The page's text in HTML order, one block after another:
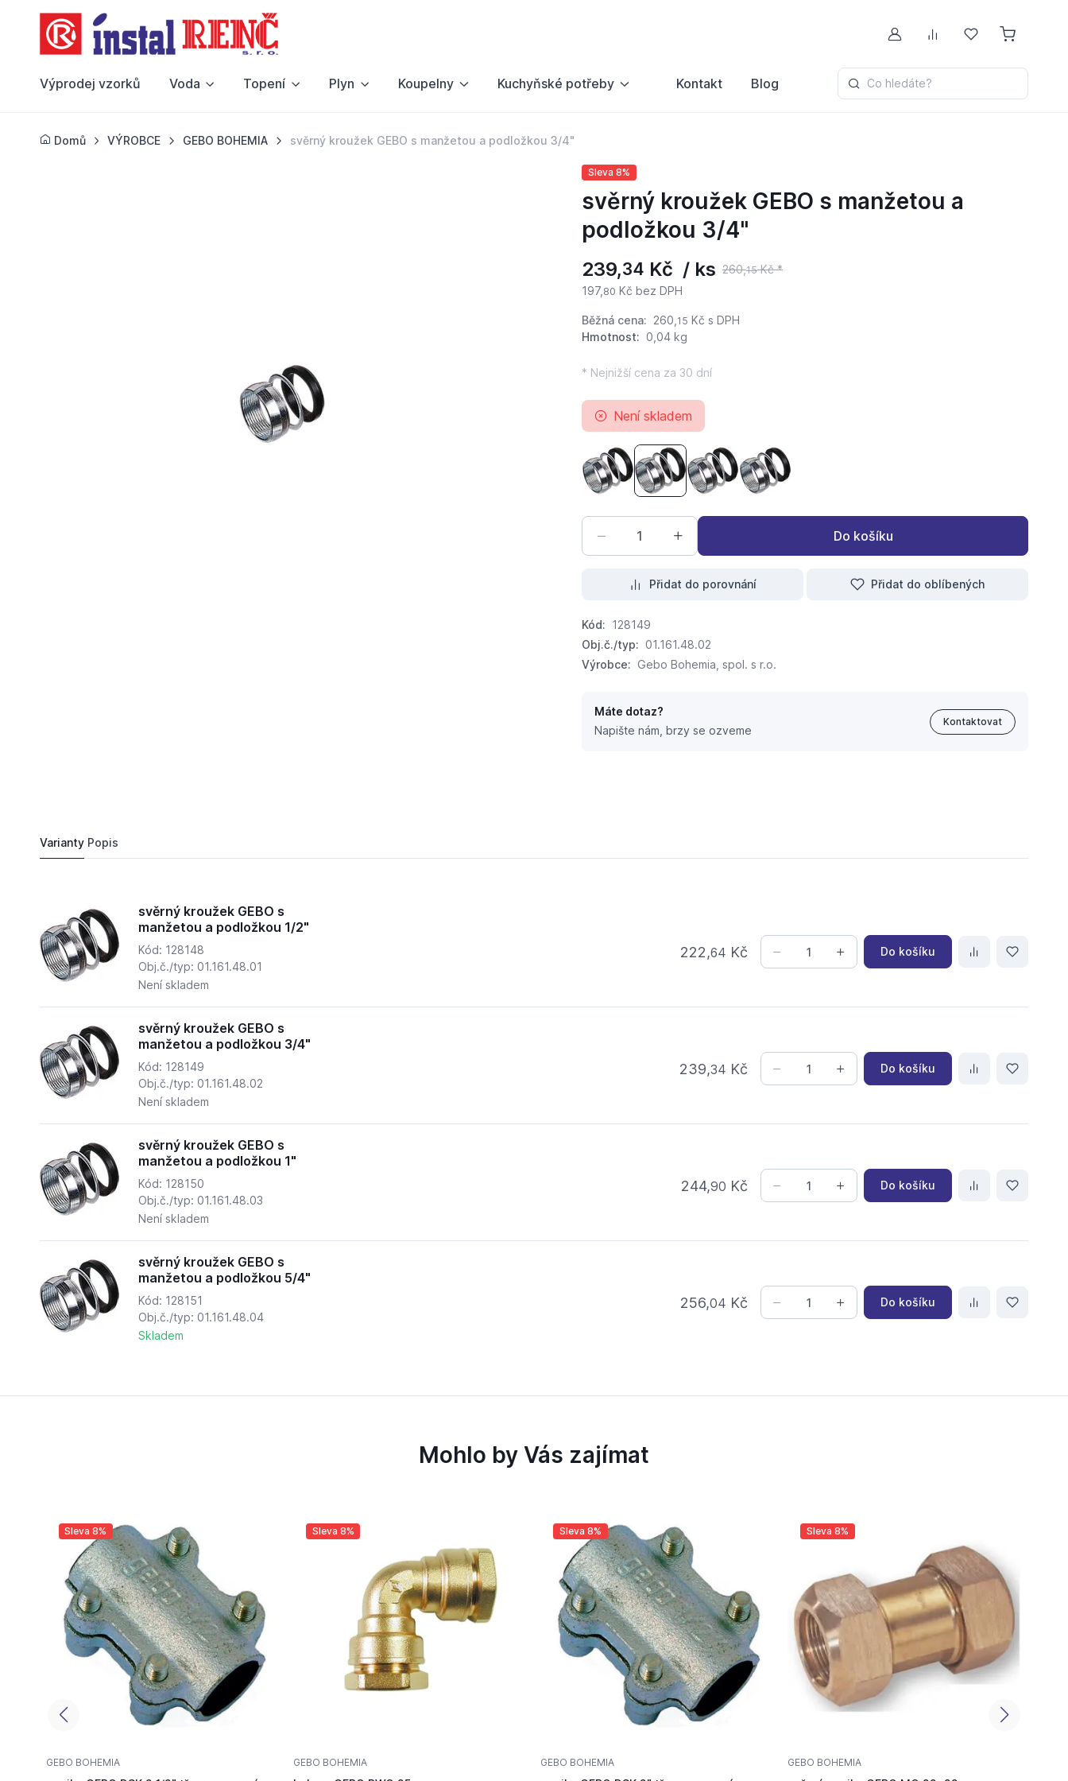
Můj účetPorovnávání
Oblíbené
Výprodej vzorků Voda Topení Plyn Koupelny Kuchyňské potřeby Kontakt Blog Co hledáte?
Domů VÝROBCE GEBO BOHEMIA svěrný kroužek GEBO s manžetou a podložkou 3/4"
Sleva 8%
svěrný kroužek GEBO s manžetou a
podložkou 3/4"
239,34 Kč / ks 260,15Kč *
197, 80 Kč bez DPH
Běžná cena: 260, 15 Kč s DPH
Hmotnost: 0,04 kg
* Nejnižší cena za 30 dní
Není skladem
svěrný kroužek GEBO s manžetou a podložkou 1/2"
svěrný kroužek GEBO s manžetou a podložkou 3/4"
svěrný kroužek GEBO s manžetou a podložkou 1"
svěrný kroužek GEBO s manžetou a podložkou 5/4"
Do košíku
Přidat do porovnání Přidat do oblíbených
Kód: 128149
Obj.č./typ: 01.161.48.02
Výrobce: Gebo Bohemia, spol. s r.o.
Máte dotaz?
Napište nám, brzy se ozveme
Kontaktovat
Varianty Popis
svěrný kroužek GEBO s
manžetou a podložkou 1/2"
Kód: 128148
Obj.č./typ: 01.161.48.01
Není skladem
222,64 Kč Do košíku
svěrný kroužek GEBO s
manžetou a podložkou 3/4"
Kód: 128149
Obj.č./typ: 01.161.48.02
Není skladem
239,34 Kč Do košíku
svěrný kroužek GEBO s
manžetou a podložkou 1"
Kód: 128150
Obj.č./typ: 01.161.48.03
Není skladem
244,90 Kč Do košíku
svěrný kroužek GEBO s
manžetou a podložkou 5/4"
Kód: 128151
Obj.č./typ: 01.161.48.04
Skladem
256,04 Kč Do košíku
Mohlo by Vás zajímat
Sleva 8%
GEBO BOHEMIA
Sleva 8%
GEBO BOHEMIA
Sleva 8%
GEBO BOHEMIA
Sleva 8%
GEBO BOHEMIA